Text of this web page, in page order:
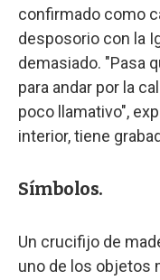
confirmado como
desposorio con la
demasiado. "Pasa
para andar por la
poco llamativo",
interior, tiene
Símbolos.
Un crucifijo de
uno de los objetos